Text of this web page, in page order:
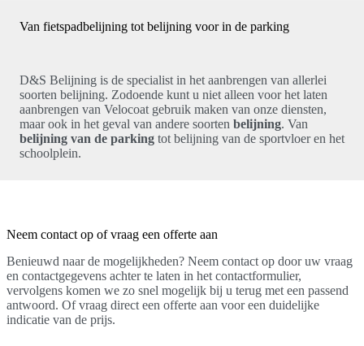
Van fietspadbelijning tot belijning voor in de parking
D&S Belijning is de specialist in het aanbrengen van allerlei
soorten belijning. Zodoende kunt u niet alleen voor het laten
aanbrengen van Velocoat gebruik maken van onze diensten,
maar ook in het geval van andere soorten belijning. Van
belijning van de parking totbelijning van de sportvloeren het
schoolplein.
Neem contact op of vraag een offerte aan
Benieuwd naar de mogelijkheden? Neem contact op door uw vraag
en contactgegevens achter te laten in het contactformulier,
vervolgens komen we zo snel mogelijk bij u terug met een passend
antwoord. Of vraag direct een offerte aan voor een duidelijke
indicatie van de prijs.